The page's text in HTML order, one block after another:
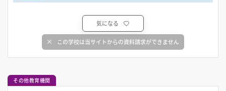
気になる
この学校は当サイトからの資料請求ができません
その他教育機関